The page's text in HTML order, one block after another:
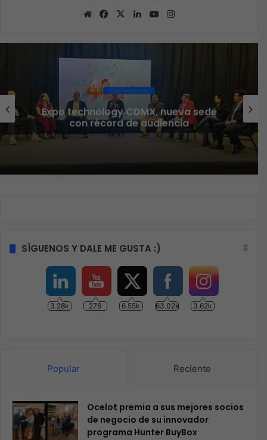
Sitio
Facebook
X LinkedInYouTube
Expo Technology
Expo technology CDMX, nueva sede
con récord de audiencia
SÍGUENOS Y DALE ME GUSTA :)
3.28k 276 6.55k 63.02k 3.62k
Popular Reciente
Ocelot premia a sus mejores socios
de negocio de su innovador
programa Hunter BuyBox